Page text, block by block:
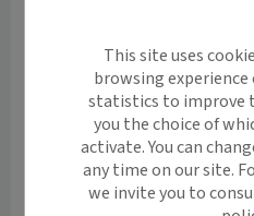
This site uses
browsing
statistics to improve
you the choice of
activate. You can
any time on our site.
we invite you to